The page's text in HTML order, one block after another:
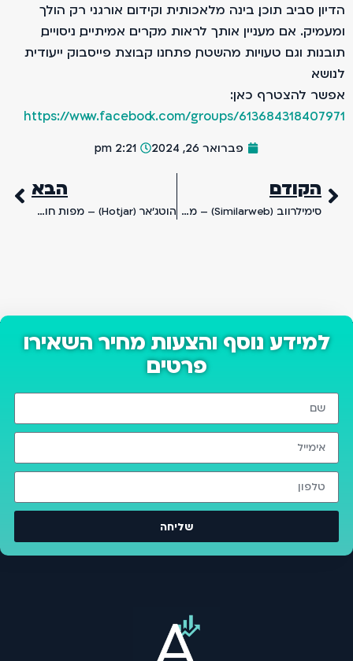
הדיון סביב תוכן, בינה מלאכותית וקידום אורגני רק הולך
ומעמיק. אם מעניין אותך לראות מקרים אמיתיים, ניסויים,
תובנות וגם טעויות מהשטח, פתחנו קבוצת פייסבוק ייעודית
לנושא.
אפשר להצטרף כאן:
https://www.facebook.com/groups/613684318407971
פברואר 26, 2024 2:21 pm
הקודם
סימילרווב (Similarweb) – מדריך מקיף לשימוש בכלי בצורה יעילה
הבא
הוטג'אר (Hotjar) – מפות חום ומעקב שימוש הגולשים באתר
למידע נוסף והצעות מחיר השאירו
פרטים
שליחה